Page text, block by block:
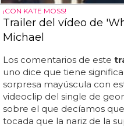
¡CON KATE MOSS!
Trailer del vídeo de
Michael
Los comentarios de este
uno dice que tiene
sorpresa mayúscula con
videoclip del single de
sobre el que decíamos
tocada que la nariz de la